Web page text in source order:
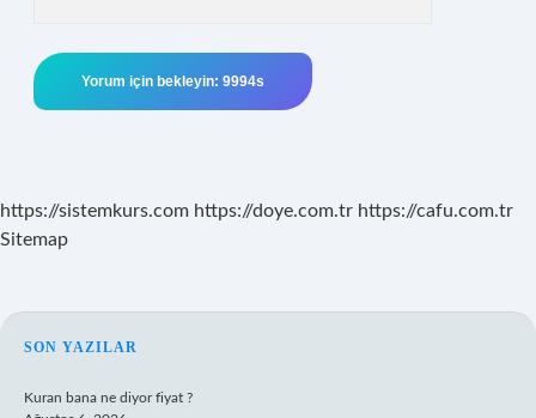
https://sistemkurs.com https://doye.com.tr https://cafu.com.tr
Sitemap
SIDEBAR
SON YAZILAR
Kuran bana ne diyor fiyat ?